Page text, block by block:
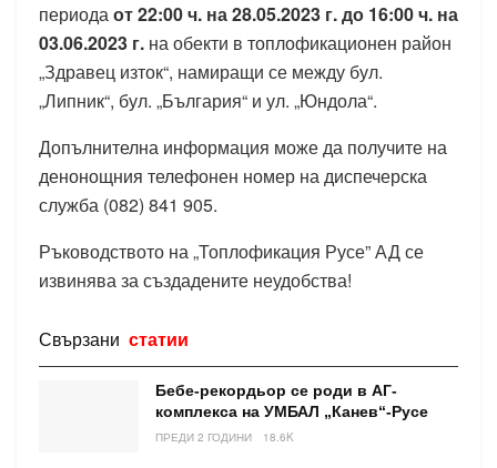
периодаот 22:00 ч. на 28.05.2023 г. до 16:00 ч. на
03.06.2023 г. на обекти в топлофикационен район
„Здравец изток“, намиращи се между бул.
„Липник“, бул. „България“ и ул. „Юндола“.
Допълнителна информация може да получите на
денонощния телефонен номер на диспечерска
служба (082) 841 905.
Ръководството на „Топлофикация Русе” АД се
извинява за създадените неудобства!
Свързани статии
Бебе-рекордьор се роди в АГ-
комплекса на УМБАЛ „Канев“-Русе
ПРЕДИ 2 ГОДИНИ 18.6K